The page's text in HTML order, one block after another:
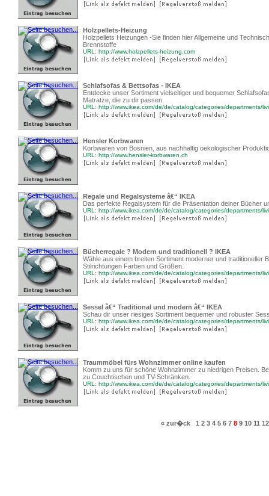
Holzpellets-Heizung
Holzpellets Heizungen -Sie finden hier Allgemeine und
Brennstoffe
URL: http://www.holzpellets-heizung.com
Schlafsofas & Bettsofas - IKEA
Entdecke unser Sortiment vielseitiger und bequemer
Matratze, die zu dir passen.
URL: http://www.ikea.com/de/de/catalog/categories/departments/
Hensler Korbwaren
Korbwaren von Bosnien, aus nachhaltig oekologischer
URL: http://www.hensler-korbwaren.ch
Regale und Regalsysteme â€“ IKEA
Das perfekte Regalsystem für die Präsentation deiner Bücher
URL: http://www.ikea.com/de/de/catalog/categories/departments/
Bücherregale ? Modern und traditionell ? IKEA
Wähle aus einem breiten Sortiment moderner und traditioneller
Stilrichtungen Farben und Größen.
URL: http://www.ikea.com/de/de/catalog/categories/departments/
Sessel â€“ Traditional und modern â€“ IKEA
Schau dir unser riesiges Sortiment bequemer und robuster
URL: http://www.ikea.com/de/de/catalog/categories/departments/
Traummöbel fürs Wohnzimmer online kaufen
Komm zu uns für schöne Wohnzimmer zu niedrigen Preisen.
zu Couchtischen und TV-Schränken.
URL: http://www.ikea.com/de/de/catalog/categories/departments/
« zur�ck 1 2 3 4 5 6 7 8 9 10 11 12